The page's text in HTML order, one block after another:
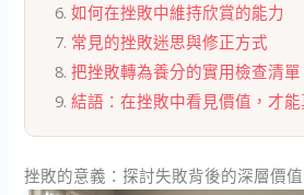
如何在挫敗中維持欣賞的能力
常見的挫敗迷思與修正方式
把挫敗轉為養分的實用檢查清單
結語：在挫敗中看見價值，才
挫敗的意義：探討失敗背後的深層價值